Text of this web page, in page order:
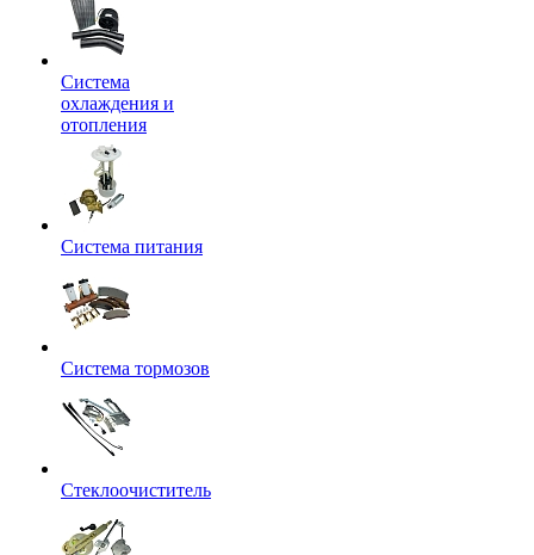
Система
охлаждения и
отопления
Система питания
Система тормозов
Стеклоочиститель